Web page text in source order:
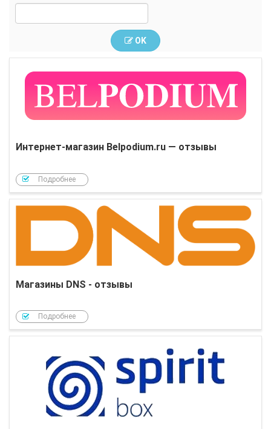
OK
Интернет-магазин Belpodium.ru — отзывы
Подробнее
Магазины DNS - отзывы
Подробнее